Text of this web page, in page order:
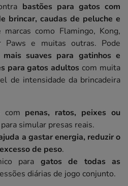
bastões para gatos com
brincar, caudas de peluche e
marcas como Flamingo, Kong,
Paws e muitas outras. Pode
mais suaves para gatinhos e
para gatos adultos com muita
de intensidade da brincadeira
com penas, ratos, peixes ou
para simular presas reais.
a gastar energia, reduzir o
de peso.
para gatos de todas as
diárias de jogo conjunto.